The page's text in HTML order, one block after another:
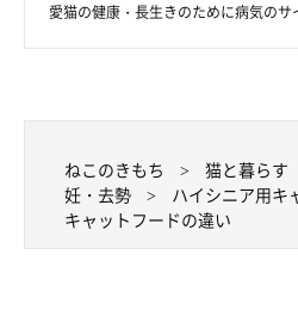
愛猫の健康・長生きのために病気の
ねこのきもち 猫と暮らす
妊・去勢
ハイシニア用キ
キャットフードの違い